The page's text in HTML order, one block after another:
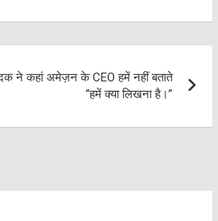
ने कहां अमेज़न के CEO हमें नहीं बताते
“हमें क्या लिखना है।”